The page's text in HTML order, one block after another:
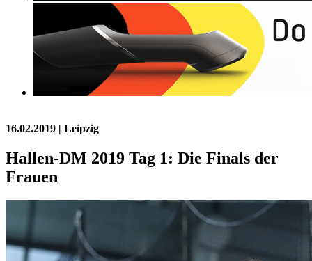
16.02.2019 | Leipzig
Hallen-DM 2019 Tag 1: Die Finals der
Frauen